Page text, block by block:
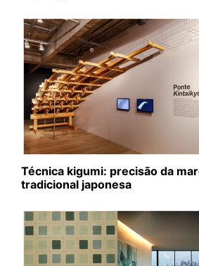
Técnica kigumi: precisão da
tradicional japonesa